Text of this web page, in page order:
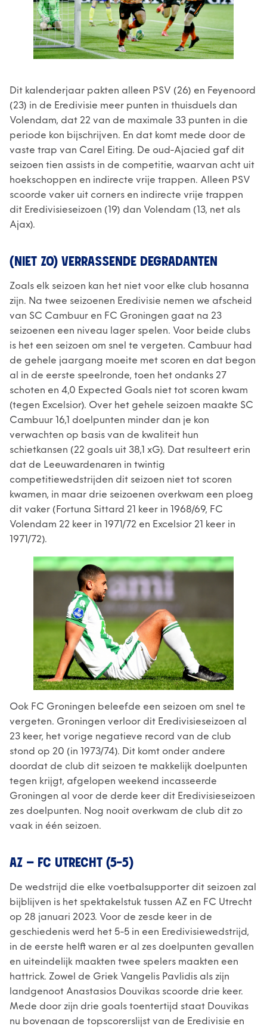
Dit kalenderjaar pakten alleen PSV (26) en Feyenoord
(23) in de Eredivisie meer punten in thuisduels dan
Volendam, dat 22 van de maximale 33 punten in die
periode kon bijschrijven. En dat komt mede door de
vaste trap van Carel Eiting. De oud-Ajacied gaf dit
seizoen tien assists in de competitie, waarvan acht uit
hoekschoppen en indirecte vrije trappen. Alleen PSV
scoorde vaker uit corners en indirecte vrije trappen
dit Eredivisieseizoen (19) dan Volendam (13, net als
Ajax).
(NIET ZO) VERRASSENDE DEGRADANTEN
Zoals elk seizoen kan het niet voor elke club hosanna
zijn. Na twee seizoenen Eredivisie nemen we afscheid
van SC Cambuur en FC Groningen gaat na 23
seizoenen een niveau lager spelen. Voor beide clubs
is het een seizoen om snel te vergeten. Cambuur had
de gehele jaargang moeite met scoren en dat begon
al in de eerste speelronde, toen het ondanks 27
schoten en 4,0 Expected Goals niet tot scoren kwam
(tegen Excelsior). Over het gehele seizoen maakte SC
Cambuur 16,1 doelpunten minder dan je kon
verwachten op basis van de kwaliteit hun
schietkansen (22 goals uit 38,1 xG). Dat resulteert erin
dat de Leeuwardenaren in twintig
competitiewedstrijden dit seizoen niet tot scoren
kwamen, in maar drie seizoenen overkwam een ploeg
dit vaker (Fortuna Sittard 21 keer in 1968/69, FC
Volendam 22 keer in 1971/72 en Excelsior 21 keer in
1971/72).
Ook FC Groningen beleefde een seizoen om snel te
vergeten. Groningen verloor dit Eredivisieseizoen al
23 keer, het vorige negatieve record van de club
stond op 20 (in 1973/74). Dit komt onder andere
doordat de club dit seizoen te makkelijk doelpunten
tegen krijgt, afgelopen weekend incasseerde
Groningen al voor de derde keer dit Eredivisieseizoen
zes doelpunten. Nog nooit overkwam de club dit zo
vaak in één seizoen.
AZ – FC UTRECHT (5-5)
De wedstrijd die elke voetbalsupporter dit seizoen zal
bijblijven is het spektakelstuk tussen AZ en FC Utrecht
op 28 januari 2023. Voor de zesde keer in de
geschiedenis werd het 5-5 in een Eredivisiewedstrijd,
in de eerste helft waren er al zes doelpunten gevallen
en uiteindelijk maakten twee spelers maakten een
hattrick. Zowel de Griek Vangelis Pavlidis als zijn
landgenoot Anastasios Douvikas scoorde drie keer.
Mede door zijn drie goals toentertijd staat Douvikas
nu bovenaan de topscorerslijst van de Eredivisie en